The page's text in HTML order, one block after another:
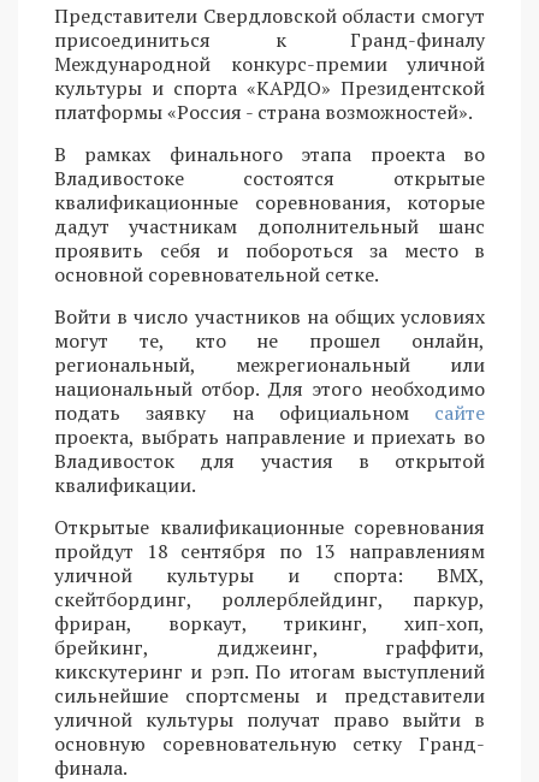
Представители Свердловской области смогут
присоединиться к Гранд-финалу
Международной конкурс-премии уличной
культуры и спорта «КАРДО» Президентской
платформы «Россия - страна возможностей».
В рамках финального этапа проекта во
Владивостоке состоятся открытые
квалификационные соревнования, которые
дадут участникам дополнительный шанс
проявить себя и побороться за место в
основной соревновательной сетке.
Войти в число участников на общих условиях
могут те, кто не прошел онлайн,
региональный, межрегиональный или
национальный отбор. Для этого необходимо
подать заявку на официальном сайте
проекта, выбрать направление и приехать во
Владивосток для участия в открытой
квалификации.
Открытые квалификационные соревнования
пройдут 18 сентября по 13 направлениям
уличной культуры и спорта: BMX,
скейтбординг, роллерблейдинг, паркур,
фриран, воркаут, трикинг, хип-хоп,
брейкинг, диджеинг, граффити,
кикскутеринг и рэп. По итогам выступлений
сильнейшие спортсмены и представители
уличной культуры получат право выйти в
основную соревновательную сетку Гранд-
финала.